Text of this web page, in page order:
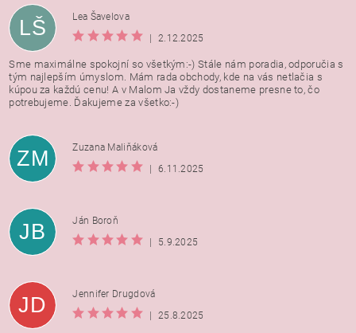
LŠ
Lea Šavelova
|
2.12.2025
Sme maximálne spokojní so všetkým:-) Stále nám poradia, odporučia s
tým najlepším úmyslom. Mám rada obchody, kde na vás netlačia s
kúpou za každú cenu! A v Malom Ja vždy dostaneme presne to, čo
potrebujeme. Ďakujeme za všetko:-)
ZM
Zuzana Maliňáková
|
6.11.2025
JB
Ján Boroň
|
5.9.2025
JD
Jennifer Drugdová
|
25.8.2025